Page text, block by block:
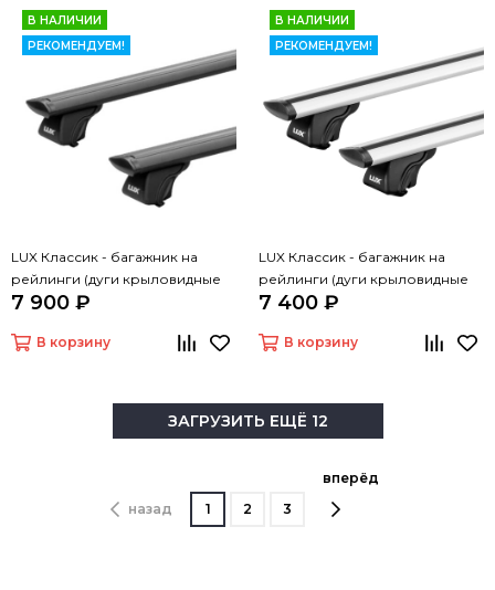
В НАЛИЧИИ
РЕКОМЕНДУЕМ!
LUX Классик - багажник на
рейлинги (дуги крыловидные
черные, 1,2м)
7 900 ₽
В корзину
В НАЛИЧИИ
РЕКОМЕНДУЕМ!
LUX Классик - багажник на
рейлинги (дуги крыловидные
серые, 1,2м)
7 400 ₽
В корзину
ЗАГРУЗИТЬ ЕЩЁ 12
назад 1 2 3
вперёд